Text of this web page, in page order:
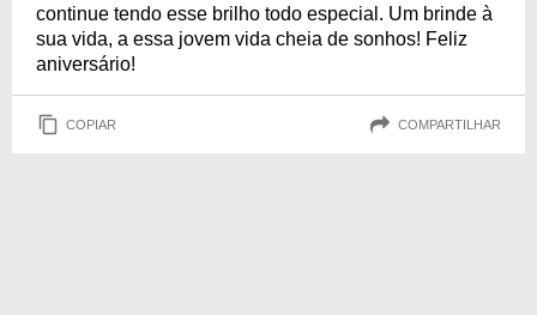
continue tendo esse brilho todo especial. Um brinde à
sua vida, a essa jovem vida cheia de sonhos! Feliz
aniversário!
COPIAR COMPARTILHAR